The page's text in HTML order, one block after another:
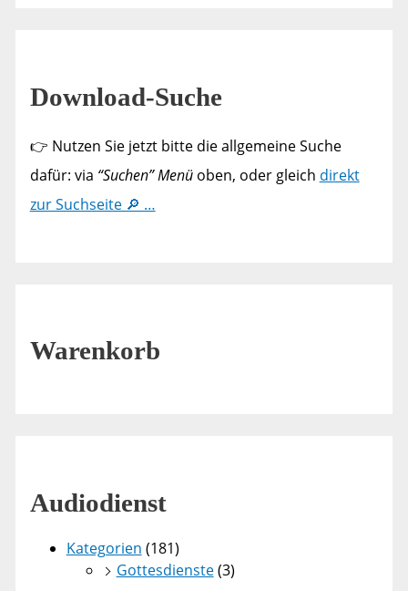
Download-Suche
👉 Nutzen Sie jetzt bitte die allgemeine Suche
dafür: via “Suchen” Menüoben, oder gleich direkt
zur Suchseite 🔎 …
Warenkorb
Audiodienst
Kategorien (181)
Gottesdienste(3)